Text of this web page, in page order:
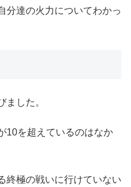
分達の火力についてわかっ
ました。
10を超えているのはなか
終極の戦いに行けていない